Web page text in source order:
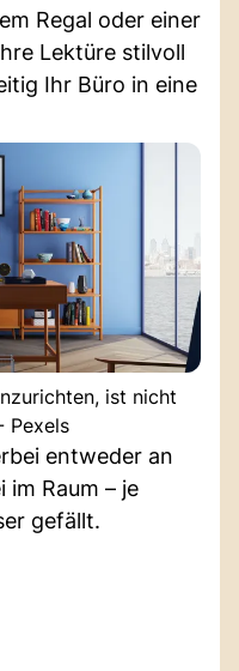
Regal oder einer
Lektüre stilvoll
Ihr Büro in eine
ist nicht
Pexels
entweder an
im Raum – je
gefällt.